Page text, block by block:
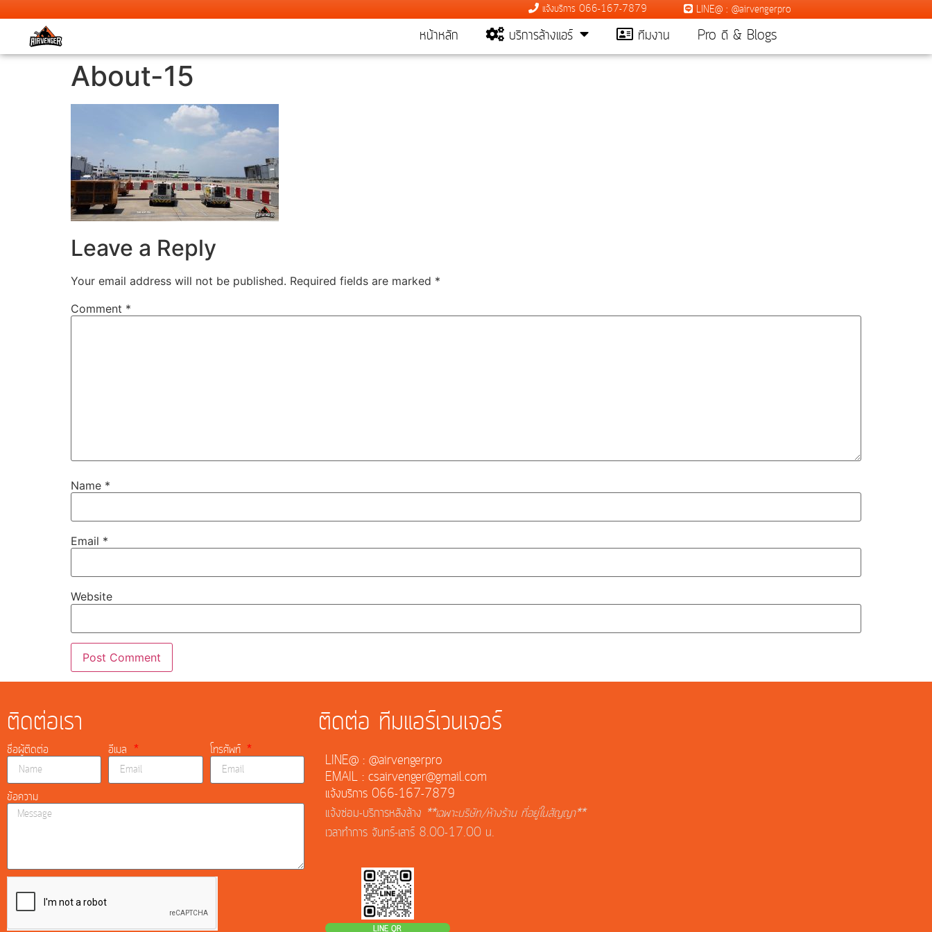
แจ้งบริการ 066-167-7879 LINE@ : @airvengerpro
หน้าหลัก บริการล้างแอร์ ทีมงาน Pro ดี & Blogs
About-15
Leave a Reply
Your email address will not be published. Required fields are marked *
Comment *
Name *
Email *
Website
ติดต่อเรา
ชื่อผู้ติดต่อ อีเมล โทรศัพท์
ข้อความ
ติดต่อ ทีมแอร์เวนเจอร์
LINE@ : @airvengerpro
EMAIL : csairvenger@gmail.com
แจ้งบริการ 066-167-7879
แจ้งซ่อม-บริการหลังล้าง **เฉพาะบริษัท/ห้างร้าน ที่อยู่ในสัญญา**
เวลาทำการ จันทร์-เสาร์ 8.00-17.00 น.
LINE QR